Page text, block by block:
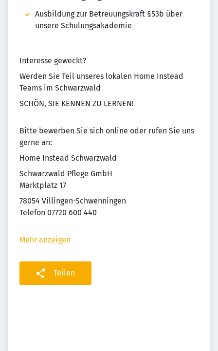
Ausbildung zur Betreuungskraft §53b über
unsere Schulungsakademie
Interesse geweckt?
Werden Sie Teil unseres lokalen Home Instead
Teams im Schwarzwald
SCHÖN, SIE KENNEN ZU LERNEN!
Bitte bewerben Sie sich online oder rufen Sie uns
gerne an:
Home Instead Schwarzwald
Schwarzwald Pflege GmbH
Marktplatz 17
78054 Villingen-Schwenningen
Telefon 07720 600 440
Mehr anzeigen
Teilen